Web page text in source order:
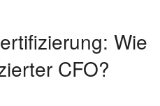
Wie
CFO?